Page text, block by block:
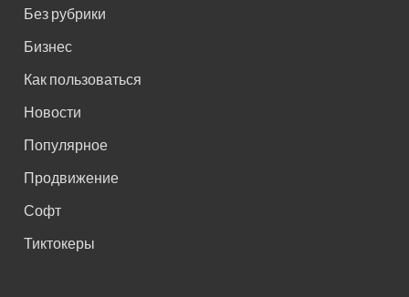
Без рубрики
Бизнес
Как пользоваться
Новости
Популярное
Продвижение
Софт
Тиктокеры